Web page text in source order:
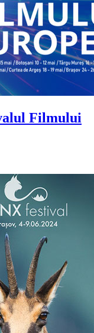
Filmului